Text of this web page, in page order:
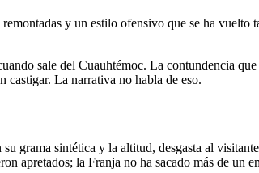
y un estilo ofensivo que se ha
sale del Cuauhtémoc. La contundencia
La narrativa no habla de eso.
grama sintética y la altitud, desgasta al
apretados; la Franja no ha sacado más de un